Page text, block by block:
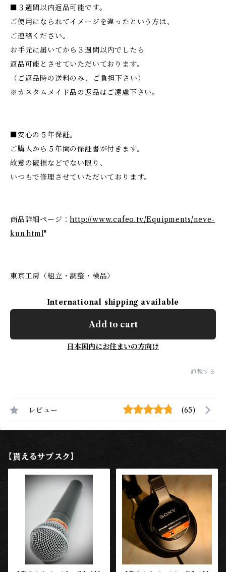
■３週間以内返品可能です。
ご使用になられてイメージを違ったという方は、
ご連絡ください。
お手元に届いてから３週間以内でしたら
返品可能とさせていただいております。
（ご返品時の送料のみ、ご負担下さい）
※カスタムメイド品の返品はご遠慮下さい。
■安心の５年保証。
ご購入から５年間の保証書が付きます。
故意の破損などでない限り、
いつもで修理させていただいております。
商品詳細ページ：http://www.cafeo.tv/Equipments/neve-
kun.html"
東京工房（組立・調整・検品）
International shipping available
Add to cart
日本国内にお住まいの方向け
通報する
レビュー (65)
【貰えるサブスク】